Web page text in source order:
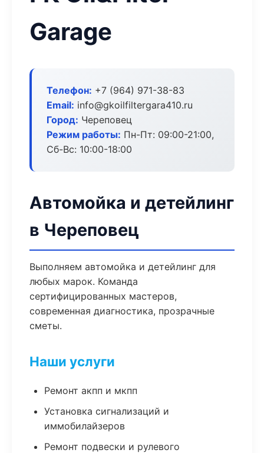
Garage
Телефон: +7 (964) 971-38-83
Email: info@gkoilfiltergara410.ru
Город: Череповец
Режим работы: Пн-Пт: 09:00-21:00,
Сб-Вс: 10:00-18:00
Автомойка и детейлинг
в Череповец
Выполняем автомойка и детейлинг для
любых марок. Команда
сертифицированных мастеров,
современная диагностика, прозрачные
сметы.
Наши услуги
Ремонт акпп и мкпп
Установка сигнализаций и
иммобилайзеров
Ремонт подвески и рулевого